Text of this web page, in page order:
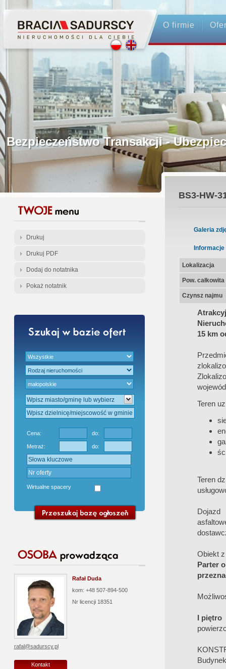
O firmie
Profesjonalne Pośrednictwo
Bezpieczeństwo Transakcji -
Licencjonowani Pośrednicy
Gratis - Przedwstępna Umowa
Drukuj
Drukuj PDF
Dodaj do notatnika
Pokaż notatnik
Cena: do:
Metraż: do:
Wirtualne spacery
Rafał Duda
kom: +48 507-894-500
Nr licencji 18351
rafal@sadurscy.pl
Kontakt
BS3-HW-
Galeria
Informacje
Lokalizacja
Pow.
Czynsz najmu
15 km
Teren
Teren
Obiekt
Partero
I piętro